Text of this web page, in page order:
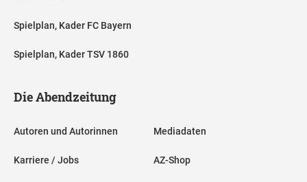
Spielplan, Kader FC Bayern
Spielplan, Kader TSV 1860
Die Abendzeitung
Autoren und Autorinnen
Karriere / Jobs
Mediadaten
AZ-Shop